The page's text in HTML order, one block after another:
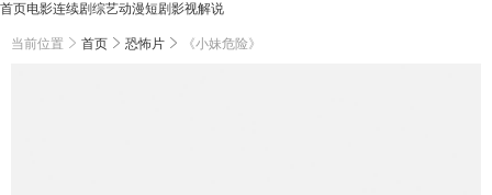
首页电影连续剧综艺动漫短剧影视解说
当前位置 首页 恐怖片 《小妹危险》